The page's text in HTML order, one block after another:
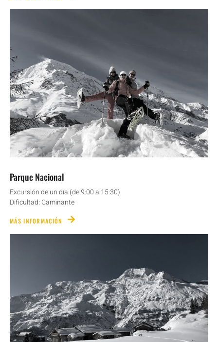
Parque Nacional
Excursión de un día (de 9:00 a 15:30)
Dificultad: Caminante
MÁS INFORMACIÓN